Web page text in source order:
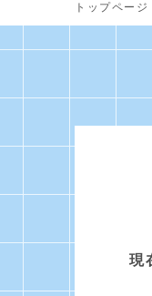
トップページ
現